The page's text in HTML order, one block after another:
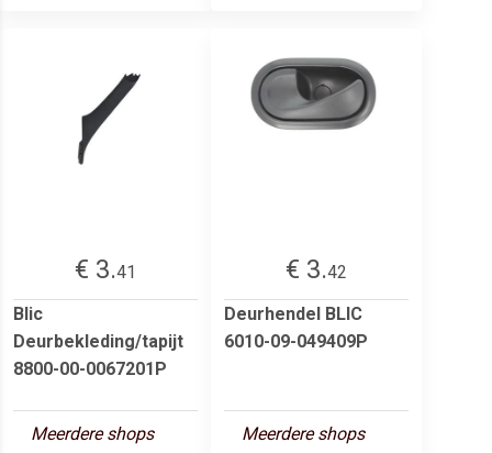
€ 3.41
Blic
Deurbekleding/tapijt
8800-00-0067201P
Meerdere shops
€ 3.42
Deurhendel BLIC
6010-09-049409P
Meerdere shops